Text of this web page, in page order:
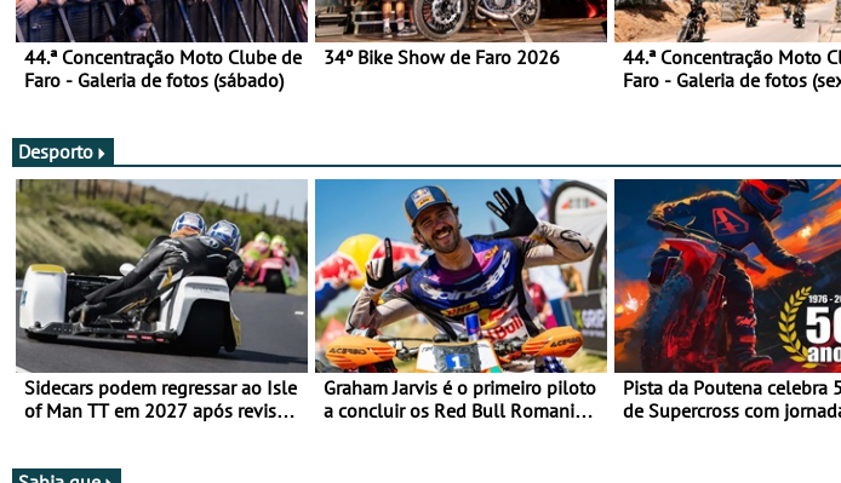
44.ª Concentração Moto Clube de
Faro - Galeria de fotos (sábado)
34º Bike Show de Faro 2026
44.ª Concentração Moto
Faro - Galeria de fotos
Desporto
Sidecars podem regressar ao Isle
of Man TT em 2027 após revisão
Graham Jarvis é o primeiro piloto
a concluir os Red Bull Romaniacs
Pista da Poutena celebra
de Supercross com